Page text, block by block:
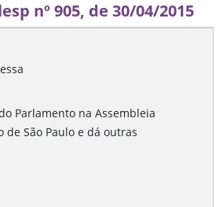
nº 905, de 30/04/2015
Parlamento na Assembleia
de São Paulo e dá outras